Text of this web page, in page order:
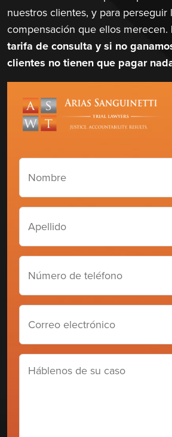
nuestros clientes, y para perseguir
compensación que ellos merecen.
tarifa de consulta y si no
clientes no tienen que pagar
Nombre
(Required)
Apellido
(Required)
Número
de
teléfono
Correo
electrónico
(Required)
Háblenos
de